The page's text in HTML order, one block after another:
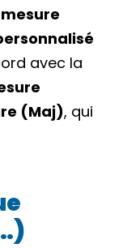
mesure
avec la
(Maj), qui